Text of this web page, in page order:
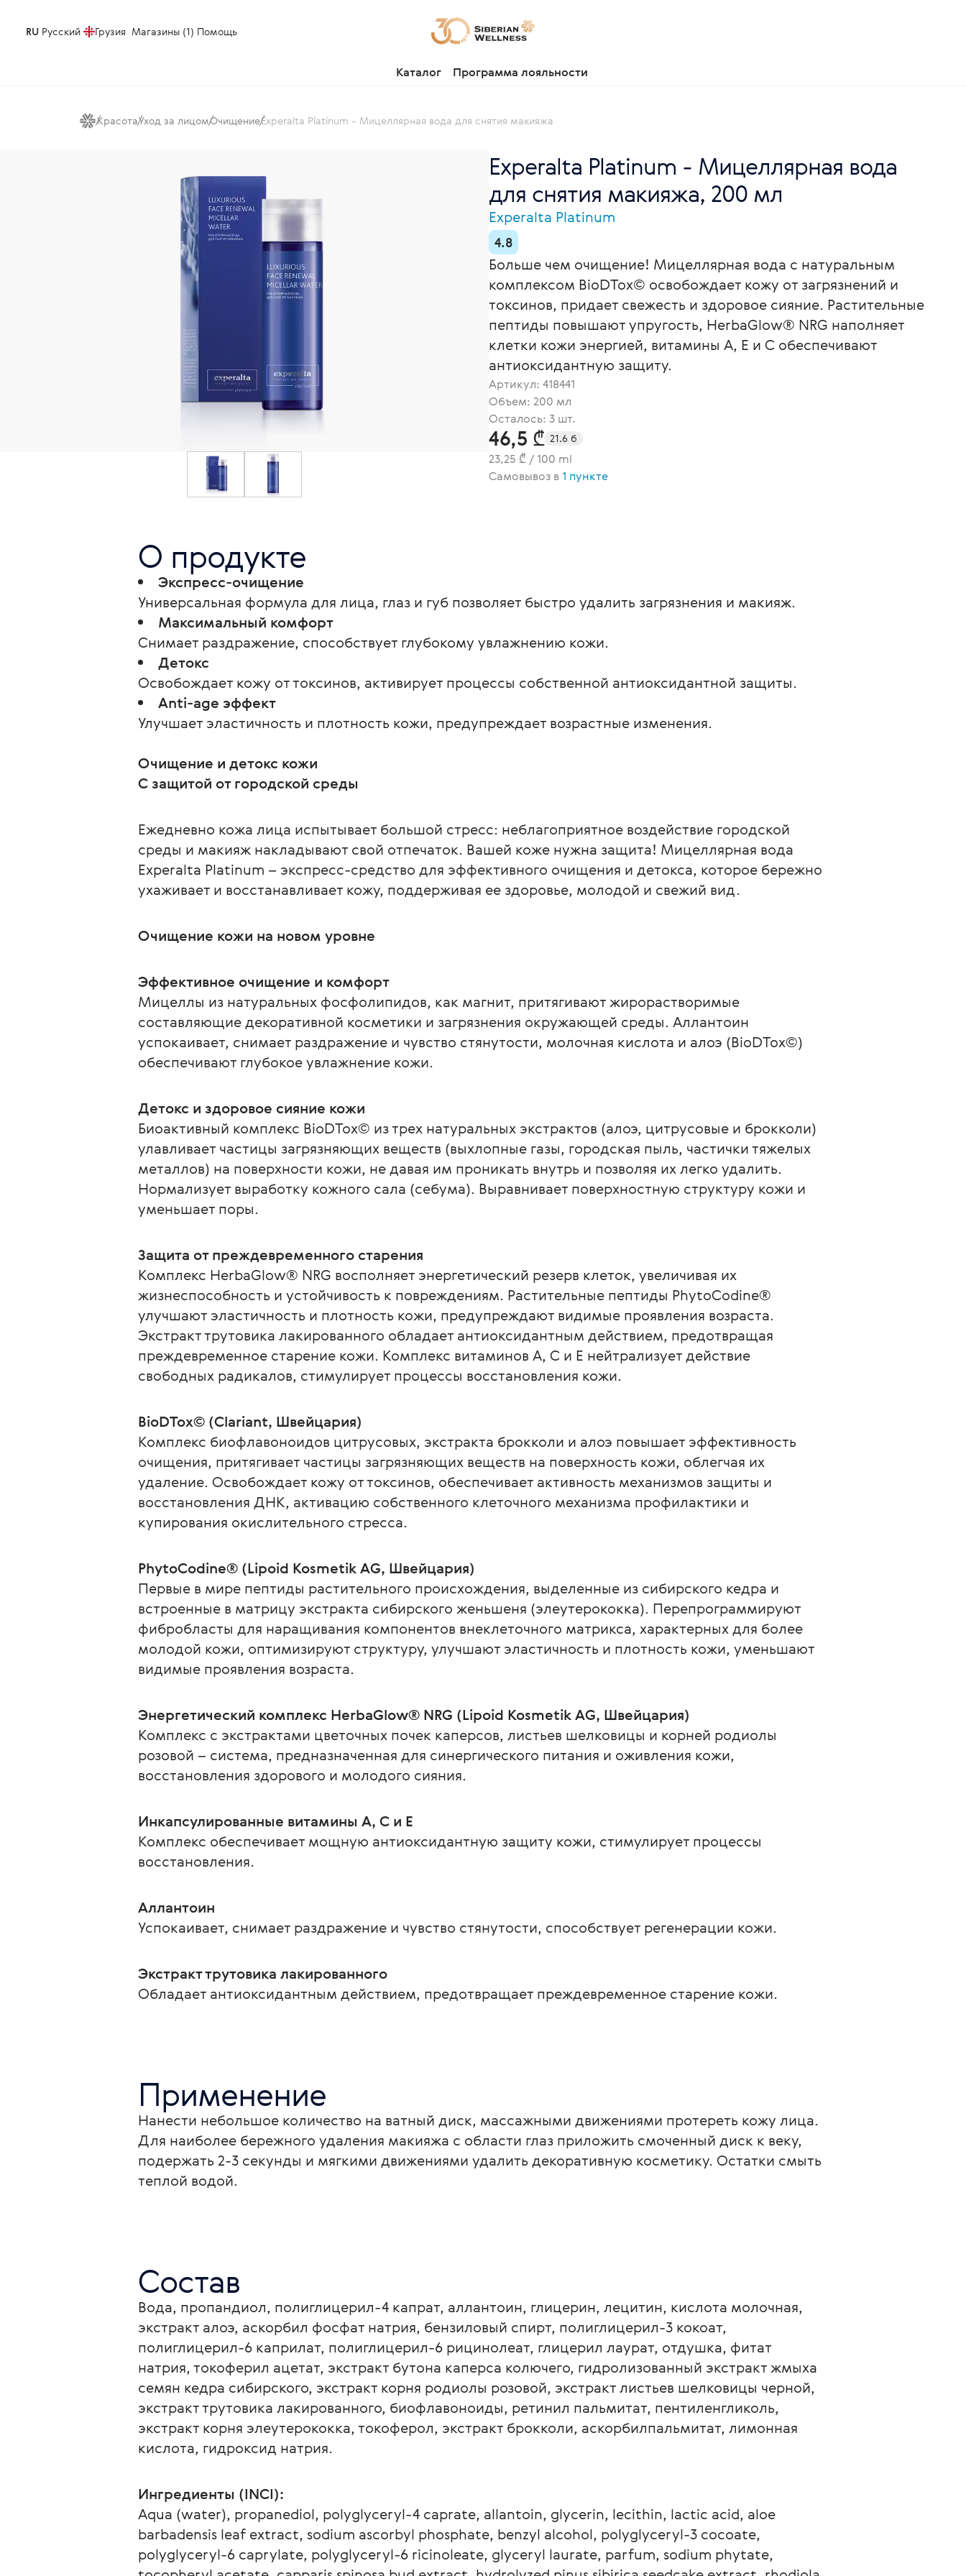
RU Русский Грузия Магазины (1) Помощь
Каталог Программа лояльности
КрасотаУход за лицомОчищениеExperalta Platinum - Мицеллярная вода для снятия макияжа
Experalta Platinum - Мицеллярная вода
для снятия макияжа, 200 мл
Experalta Platinum
4.8
Больше чем очищение! Мицеллярная вода с натуральным
комплексом BioDTox© освобождает кожу от загрязнений и
токсинов, придает свежесть и здоровое сияние. Растительные
пептиды повышают упругость, HerbaGlow® NRG наполняет
клетки кожи энергией, витамины А, Е и С обеспечивают
антиоксидантную защиту.
Артикул: 418441
Объем: 200 мл
Осталось: 3 шт.
46,5 ₾ 21.6 б
23,25 ₾ / 100 ml
Самовывоз в 1 пункте
О продукте
Экспресс-очищение
Универсальная формула для лица, глаз и губ позволяет быстро удалить загрязнения и макияж.
Максимальный комфорт
Снимает раздражение, способствует глубокому увлажнению кожи.
Детокс
Освобождает кожу от токсинов, активирует процессы собственной антиоксидантной защиты.
Anti-age эффект
Улучшает эластичность и плотность кожи, предупреждает возрастные изменения.
Очищение и детокс кожи
С защитой от городской среды
Ежедневно кожа лица испытывает большой стресс: неблагоприятное воздействие городской
среды и макияж накладывают свой отпечаток. Вашей коже нужна защита! Мицеллярная вода
Experalta Platinum – экспресс-средство для эффективного очищения и детокса, которое бережно
ухаживает и восстанавливает кожу, поддерживая ее здоровье, молодой и свежий вид.
Очищение кожи на новом уровне
Эффективное очищение и комфорт
Мицеллы из натуральных фосфолипидов, как магнит, притягивают жирорастворимые
составляющие декоративной косметики и загрязнения окружающей среды. Аллантоин
успокаивает, снимает раздражение и чувство стянутости, молочная кислота и алоэ (BioDTox©)
обеспечивают глубокое увлажнение кожи.
Детокс и здоровое сияние кожи
Биоактивный комплекс BioDTox© из трех натуральных экстрактов (алоэ, цитрусовые и брокколи)
улавливает частицы загрязняющих веществ (выхлопные газы, городская пыль, частички тяжелых
металлов) на поверхности кожи, не давая им проникать внутрь и позволяя их легко удалить.
Нормализует выработку кожного сала (себума). Выравнивает поверхностную структуру кожи и
уменьшает поры.
Защита от преждевременного старения
Комплекс HerbaGlow® NRG восполняет энергетический резерв клеток, увеличивая их
жизнеспособность и устойчивость к повреждениям. Растительные пептиды PhytoCodine®
улучшают эластичность и плотность кожи, предупреждают видимые проявления возраста.
Экстракт трутовика лакированного обладает антиоксидантным действием, предотвращая
преждевременное старение кожи. Комплекс витаминов А, С и Е нейтрализует действие
свободных радикалов, стимулирует процессы восстановления кожи.
BioDTox© (Clariant, Швейцария)
Комплекс биофлавоноидов цитрусовых, экстракта брокколи и алоэ повышает эффективность
очищения, притягивает частицы загрязняющих веществ на поверхность кожи, облегчая их
удаление. Освобождает кожу от токсинов, обеспечивает активность механизмов защиты и
восстановления ДНК, активацию собственного клеточного механизма профилактики и
купирования окислительного стресса.
PhytoCodine® (Lipoid Kosmetik AG, Швейцария)
Первые в мире пептиды растительного происхождения, выделенные из сибирского кедра и
встроенные в матрицу экстракта сибирского женьшеня (элеутерококка). Перепрограммируют
фибробласты для наращивания компонентов внеклеточного матрикса, характерных для более
молодой кожи, оптимизируют структуру, улучшают эластичность и плотность кожи, уменьшают
видимые проявления возраста.
Энергетический комплекс HerbaGlow® NRG (Lipoid Kosmetik AG, Швейцария)
Комплекс с экстрактами цветочных почек каперсов, листьев шелковицы и корней родиолы
розовой – система, предназначенная для синергического питания и оживления кожи,
восстановления здорового и молодого сияния.
Инкапсулированные витамины А, С и Е
Комплекс обеспечивает мощную антиоксидантную защиту кожи, стимулирует процессы
восстановления.
Аллантоин
Успокаивает, снимает раздражение и чувство стянутости, способствует регенерации кожи.
Экстракт трутовика лакированного
Обладает антиоксидантным действием, предотвращает преждевременное старение кожи.
Применение
Нанести небольшое количество на ватный диск, массажными движениями протереть кожу лица.
Для наиболее бережного удаления макияжа с области глаз приложить смоченный диск к веку,
подержать 2-3 секунды и мягкими движениями удалить декоративную косметику. Остатки смыть
теплой водой.
Состав
Вода, пропандиол, полиглицерил-4 капрат, аллантоин, глицерин, лецитин, кислота молочная,
экстракт алоэ, аскорбил фосфат натрия, бензиловый спирт, полиглицерил-3 кокоат,
полиглицерил-6 каприлат, полиглицерил-6 рицинолеат, глицерил лаурат, отдушка, фитат
натрия, токоферил ацетат, экстракт бутона каперса колючего, гидролизованный экстракт жмыха
семян кедра сибирского, экстракт корня родиолы розовой, экстракт листьев шелковицы черной,
экстракт трутовика лакированного, биофлавоноиды, ретинил пальмитат, пентиленгликоль,
экстракт корня элеутерококка, токоферол, экстракт брокколи, аскорбилпальмитат, лимонная
кислота, гидроксид натрия.
Ингредиенты (INCI):
Aqua (water), рropanediol, polyglyceryl-4 caprate, allantoin, glycerin, lecithin, lactic acid, aloe
barbadensis leaf extract, sodium ascorbyl phosphate, benzyl alcohol, polyglyceryl-3 cocoate,
polyglyceryl-6 caprylate, polyglyceryl-6 ricinoleate, glyceryl laurate, parfum, sodium phytate,